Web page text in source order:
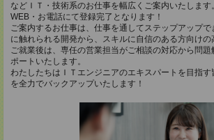
などＩＴ・技術系のお仕事を幅広くご案内いたしま
WEB・お電話にて登録完了となります！
ご案内するお仕事は、仕事を通してステップアップ
に触れられる開発から、スキルに自信のある方向けの
ご就業後は、専任の営業担当がご相談の対応から問
ポートいたします。
わたしたちはＩＴエンジニアのエキスパートを目指
を全力でバックアップいたします！